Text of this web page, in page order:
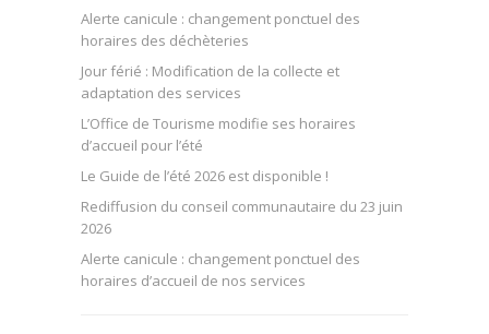
Alerte canicule : changement ponctuel des
horaires des déchèteries
Jour férié : Modification de la collecte et
adaptation des services
L’Office de Tourisme modifie ses horaires
d’accueil pour l’été
Le Guide de l’été 2026 est disponible !
Rediffusion du conseil communautaire du 23 juin
2026
Alerte canicule : changement ponctuel des
horaires d’accueil de nos services